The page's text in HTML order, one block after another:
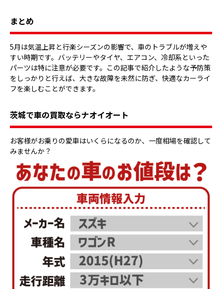
まとめ
5月は気温上昇と行楽シーズンの影響で、車のトラブルが増えや
すい時期です。バッテリーやタイヤ、エアコン、冷却系といった
パーツは特に注意が必要です。この記事で紹介したような予防策
をしっかりと行えば、大きな故障を未然に防ぎ、快適なカーライ
フを楽しむことができます。
茨城で車の買取ならナオイオート
お客様がお乗りの愛車はいくらになるのか、一度相場を確認して
みませんか？